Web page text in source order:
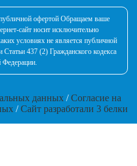
офертой Обращаем ваше
сайт носит исключительно
условиях не является публичной
437 (2) Гражданского кодекса
Федерации.
данных /Согласие на
/Сайт разработали 3 белки